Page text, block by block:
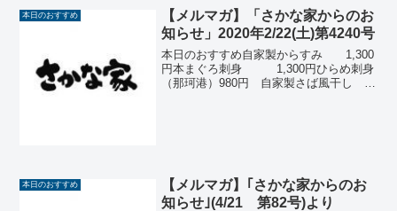
本日のおすすめ
【メルマガ】「さかな家からのお
知らせ」2020年2/22(土)第4240号
本日のおすすめ自家製からすみ 1,300
円本まぐろ刺身 1,300円ひらめ刺身
（那珂港）980円 自家製さば風干し
本日のおすすめ
【メルマガ】｢さかな家からのお
知らせ｣(4/21 第82号)より